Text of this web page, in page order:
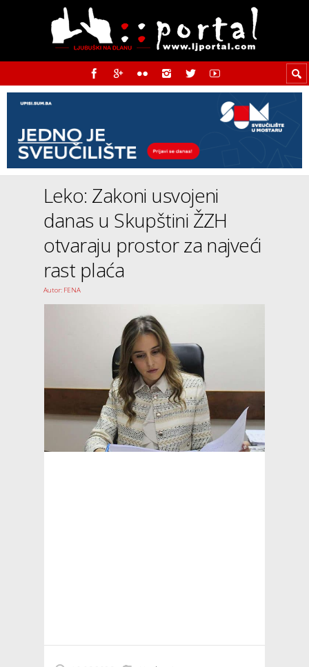
Leko: Zakoni usvojeni
danas u Skupštini ŽZH
otvaraju prostor za najveći
rast plaća
Autor: FENA